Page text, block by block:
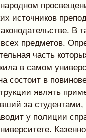
источников
В
предметов.
часть
в самом
состоит в
являть
за студентами,
у полиции